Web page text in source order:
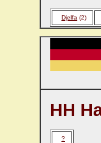
Djelfa (2)
HH
?